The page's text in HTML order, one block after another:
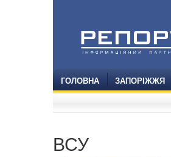
ГОЛОВНА ЗАПОРІЖЖЯ
ВСУ